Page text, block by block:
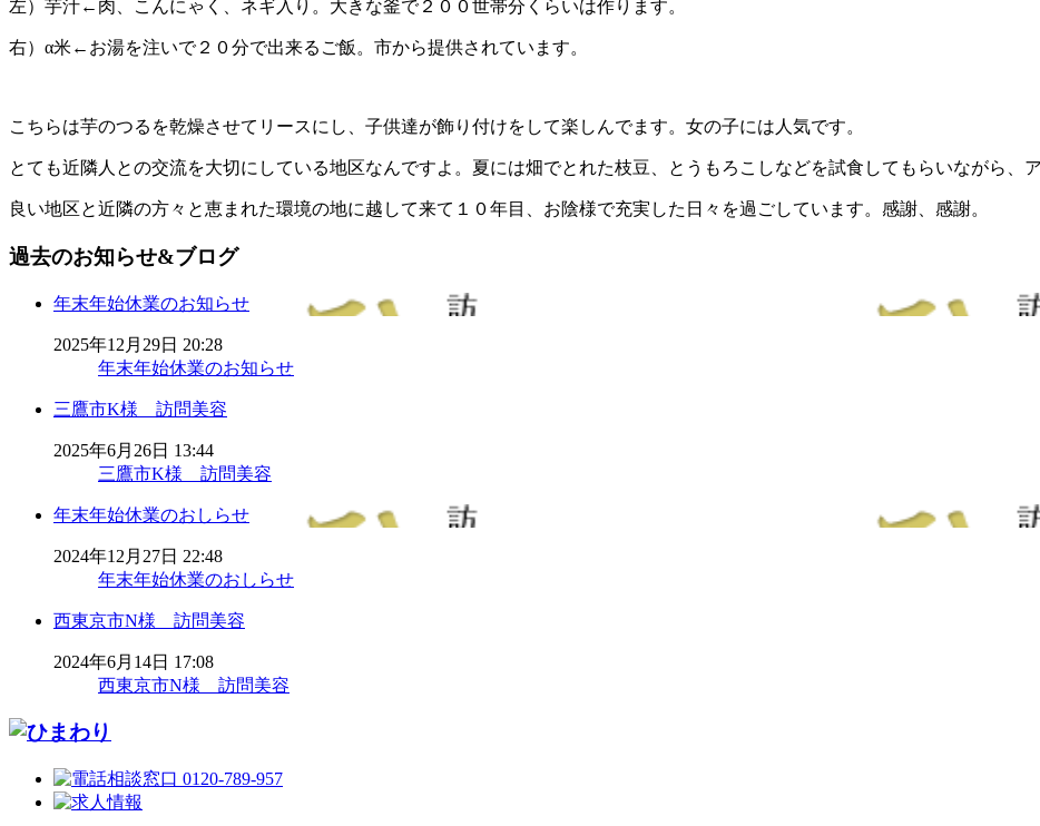
左）芋汁←肉、こんにゃく、ネギ入り。大きな釜で２００世帯分くらいは作ります。
右）α米←お湯を注いで２０分で出来るご飯。市から提供されています。
こちらは芋のつるを乾燥させてリースにし、子供達が飾り付けをして楽しんでます。女の子には人気です。
とても近隣人との交流を大切にしている地区なんですよ。夏には畑でとれた枝豆、とうもろこしなどを試食してもらいながら、
良い地区と近隣の方々と恵まれた環境の地に越して来て１０年目、お陰様で充実した日々を過ごしています。感謝、感謝。
過去のお知らせ&ブログ
年末年始休業のお知らせ
2025年12月29日 20:28
年末年始休業のお知らせ
三鷹市K様 訪問美容
2025年6月26日 13:44
三鷹市K様 訪問美容
年末年始休業のおしらせ
2024年12月27日 22:48
年末年始休業のおしらせ
西東京市N様 訪問美容
2024年6月14日 17:08
西東京市N様 訪問美容